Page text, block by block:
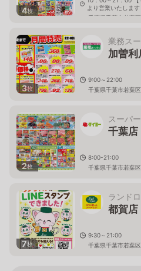
4枚
より営業いたします
千葉県千葉市若葉
3枚
業務ス
加曽利
9:00～22:00
千葉県千葉市若葉
2枚
スーパ
千葉店
8:00-21:00
千葉県千葉市若葉
7枚
ランド
都賀店
9:30～21:00
千葉県千葉市若葉